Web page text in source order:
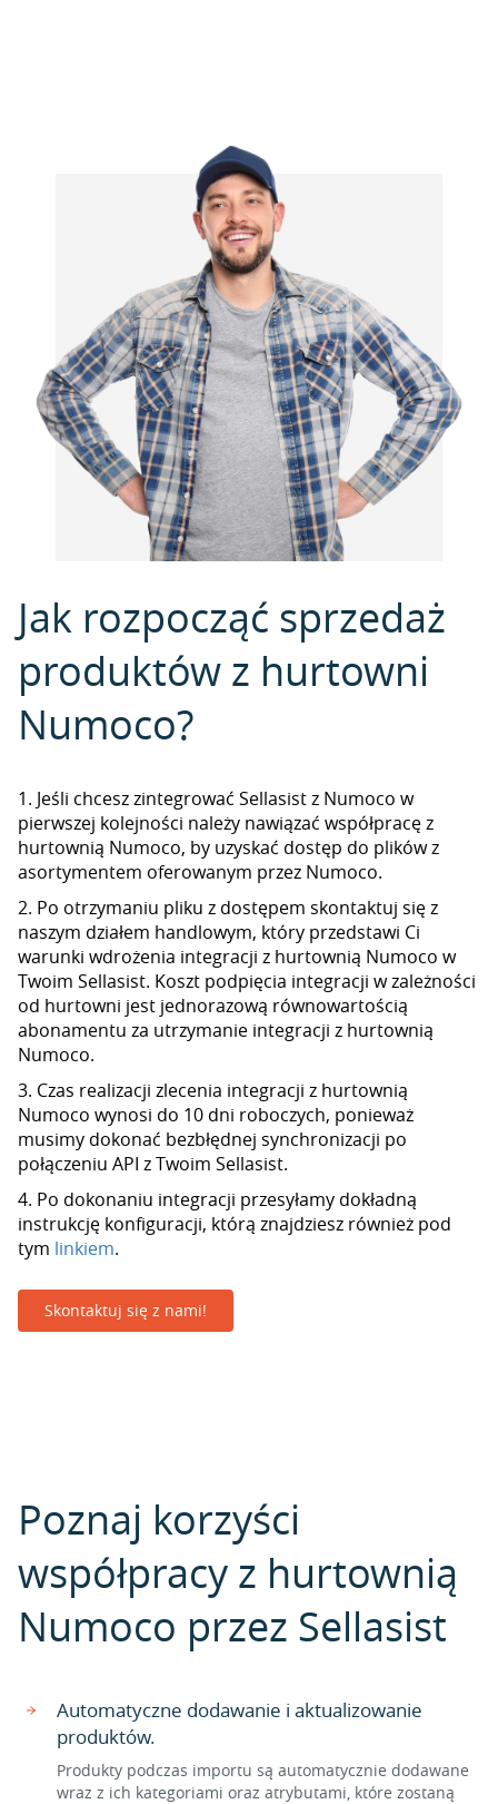
Jak rozpocząć sprzedaż
produktów z hurtowni
Numoco?
1. Jeśli chcesz zintegrować Sellasist z Numoco w
pierwszej kolejności należy nawiązać współpracę z
hurtownią Numoco, by uzyskać dostęp do plików z
asortymentem oferowanym przez Numoco.
2. Po otrzymaniu pliku z dostępem skontaktuj się z
naszym działem handlowym, który przedstawi Ci
warunki wdrożenia integracji z hurtownią Numoco w
Twoim Sellasist. Koszt podpięcia integracji w zależności
od hurtowni jest jednorazową równowartością
abonamentu za utrzymanie integracji z hurtownią
Numoco.
3. Czas realizacji zlecenia integracji z hurtownią
Numoco wynosi do 10 dni roboczych, ponieważ
musimy dokonać bezbłędnej synchronizacji po
połączeniu API z Twoim Sellasist.
4. Po dokonaniu integracji przesyłamy dokładną
instrukcję konfiguracji, którą znajdziesz również pod
tym linkiem.
Skontaktuj się z nami!
Poznaj korzyści
współpracy z hurtownią
Numoco przez Sellasist
Automatyczne dodawanie i aktualizowanie
produktów.
Produkty podczas importu są automatycznie dodawane
wraz z ich kategoriami oraz atrybutami, które zostaną